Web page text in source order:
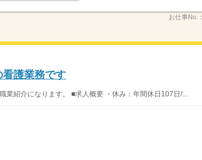
お仕事No.：
護業務です
紹介になります。 ■求人概要 ・休み：年間休日107日/...